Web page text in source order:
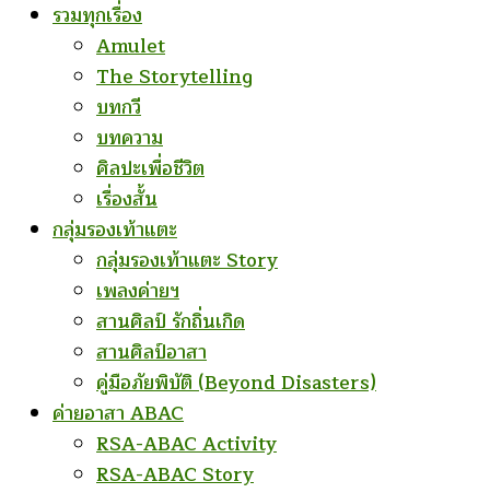
รวมทุกเรื่อง
Amulet
The Storytelling
บทกวี
บทความ
ศิลปะเพื่อชีวิต
เรื่องสั้น
กลุ่มรองเท้าแตะ
กลุ่มรองเท้าแตะ Story
เพลงค่ายฯ
สานศิลป์ รักถิ่นเกิด
สานศิลป์อาสา
คู่มือภัยพิบัติ (Beyond Disasters)
ค่ายอาสา ABAC
RSA-ABAC Activity
RSA-ABAC Story